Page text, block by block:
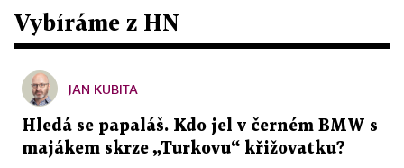
Vybíráme z HN
JAN KUBITA
Hledá se papaláš. Kdo jel v černém BMW s
majákem skrze „Turkovu“ křižovatku?